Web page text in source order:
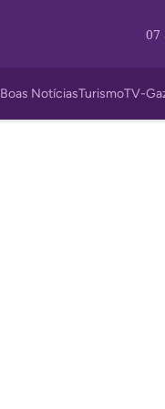
07
Boas NotíciasTurismoTV-